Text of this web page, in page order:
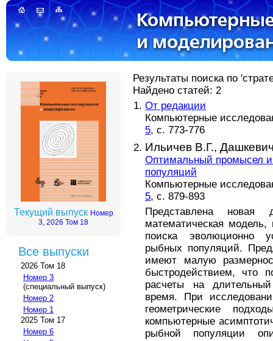
Текущий выпуск Номер
3, 2026 Том 18
Все выпуски
2026 Том 18
Номер 3
(специальный выпуск)
Номер 2
Номер 1
2025 Том 17
Номер 6
Результаты поиска по
Найдено статей: 2
От редакции
Компьютерные
5, с. 773-776
Ильичев В.Г.,
Оптимальный промысел
популяций
Компьютерные
5, с. 879-893
Представлена новая
математическая
поиска эволюционно
рыбных популяций.
имеют малую
быстродействием, что
расчеты на
время. При
геометрические
компьютерные
рыбной популяции